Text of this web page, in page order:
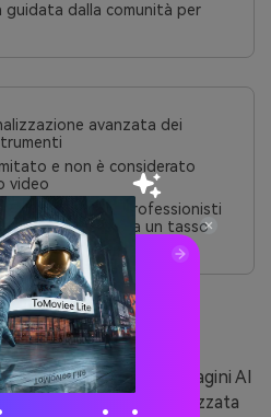
dalla comunità per
avanzata dei
e non è considerato
video
di contenuti professionisti
di massa a un tasso
generatore di immagini AI
fotorealistica e stilizzata